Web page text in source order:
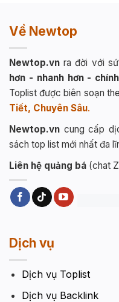
Về Newtop
Newtop.vn ra đời với
hơn - nhanh hơn -
Toplist được biên soạn
Tiết, Chuyên Sâu.
Newtop.vn cung cấp
sách top list mới nhất đa
Liên hệ quảng bá (chat
Dịch vụ
Dịch vụ Toplist
Dịch vụ Backlink